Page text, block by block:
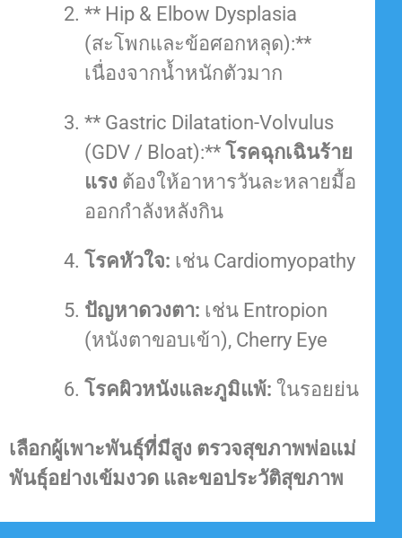
** Hip & Elbow Dysplasia
(สะโพกและข้อศอกหลุด):**
เนื่องจากน้ำหนักตัวมาก
** Gastric Dilatation-Volvulus
(GDV / Bloat):** โรคฉุกเฉินร้าย
แรง ต้องให้อาหารวันละหลายมื้อ
ออกกำลังหลังกิน
โรคหัวใจ: เช่น Cardiomyopathy
ปัญหาดวงตา: เช่น Entropion
(หนังตาขอบเข้า), Cherry Eye
โรคผิวหนังและภูมิแพ้: ในรอยย่น
เลือกผู้เพาะพันธุ์ที่มีสูง ตรวจสุขภาพพ่อแม่
พันธุ์อย่างเข้มงวด และขอประวัติสุขภาพ